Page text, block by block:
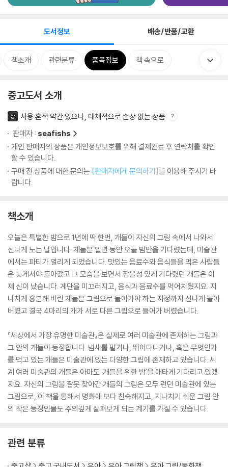
도서정보 배송/반품/교환
책소개 관련분류 품목정보 책 속으로
중고도서 소개
상
사용 흔적 약간 있으나, 대체적으로 손상 없는 상품
판매자 : seafishs
개인 판매자의 상품은 개인정보보호를 위해 결제완료 후 연락처를 확인
할 수 있습니다.
구매 전 상품에 대한 문의는 [판매자에게 문의하기]를 이용해 주시기 바
랍니다.
책소개
오늘은 특별한 밤으로 1년에 딱 한번, 개들이 자신의 그림 속에서 나와서
신나게 노는 날입니다. 개들은 일년 동안 오늘 밤만을 기다렸는데, 미술관
에서는 파티가 열리게 되었습니다. 맛있는 음료수와 음식들을 먹은 사람들
은 늦게서야 돌아갔고 그 모습을 보면서 참을성 있게 기다렸던 개들은 이
제 신이 났습니다. 계단을 미끄러지고, 음식과 음료수를 먹어치웠지요. 지
나치게 흥분해 버린 개들은 그림으로 돌아가야 하는 자정까지 신나게 놀아
버렸고 결국 4마리의 개가 서로 다른 그림으로 들어가 버렸습니다.
『세상에서 가장 유명한 미술관』은 실제로 여러 미술관에 존재하는 그림과
그 안의 개들이 등장합니다. 냄새를 맡거나, 뛰어다니거나, 혹은 무엇인가
를 먹고 있는 개들은 미술관에 있는 다양한 그림에 존재하고 있습니다. 세
계 여러 미술관의 개들은 아마도 '개들을 위한 밤'을 애타게 기다리고 있겠
지요. 자신의 그림을 잘못 찾아간 개들의 그림은 모두 런던 미술관에 있는
그림으로, 이 책을 통해서 명화에 보다 친숙해지고, 지나치기 쉬운 그림 안
의 작은 등장인물도 주의깊게 살펴보게 되는 계기를 가질 수 있습니다.
관련 분류